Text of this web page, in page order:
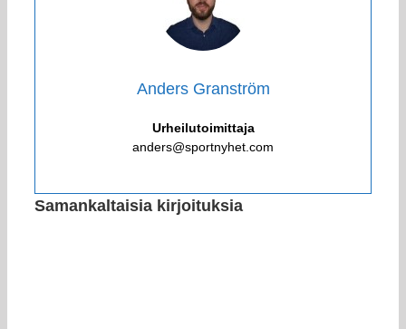
Anders Granström
Urheilutoimittaja
anders@sportnyhet.com
Samankaltaisia kirjoituksia